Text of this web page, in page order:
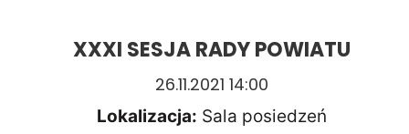
XXXI SESJA RADY POWIATU
26.11.2021 14:00
Lokalizacja: Sala posiedzeń